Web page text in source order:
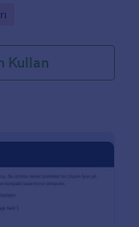
Kullan